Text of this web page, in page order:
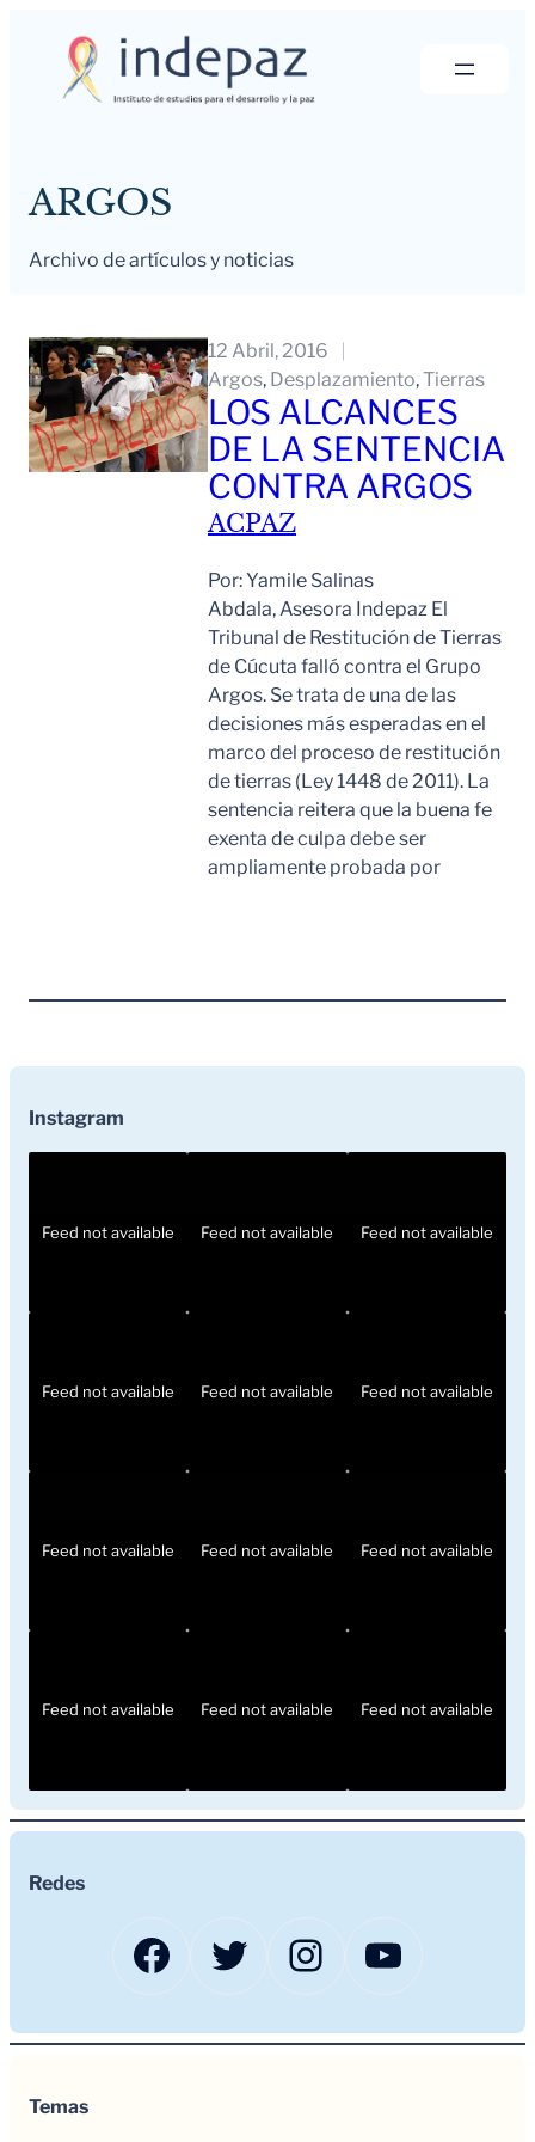
ARGOS
Archivo de artículos y noticias
12 Abril, 2016
Argos, Desplazamiento, Tierras
LOS ALCANCES
DE LA SENTENCIA
CONTRA ARGOS
ACPAZ
Por: Yamile Salinas
Abdala, Asesora Indepaz El
Tribunal de Restitución de Tierras
de Cúcuta falló contra el Grupo
Argos. Se trata de una de las
decisiones más esperadas en el
marco del proceso de restitución
de tierras (Ley 1448 de 2011). La
sentencia reitera que la buena fe
exenta de culpa debe ser
ampliamente probada por
Instagram
Feed not available Feed not available Feed not available
Feed not available Feed not available Feed not available
Feed not available Feed not available Feed not available
Feed not available Feed not available Feed not available
Redes
Facebook
TwitterInstagram
Temas